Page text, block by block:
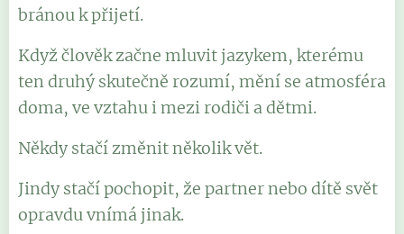
bránou k přijetí.
Když člověk začne mluvit jazykem, kterému
ten druhý skutečně rozumí, mění se atmosféra
doma, ve vztahu i mezi rodiči a dětmi.
Někdy stačí změnit několik vět.
Jindy stačí pochopit, že partner nebo dítě svět
opravdu vnímá jinak.